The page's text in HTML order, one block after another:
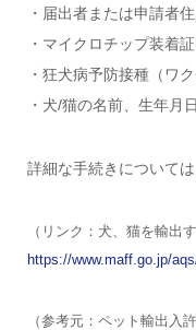
・届出者または申請者
・マイクロチップ装着
・狂犬病予防接種（ワ
・犬/猫の名前、生年月
詳細な手続きについて
（リンク：犬、猫を輸出
https://www.maff.go.jp/
（参考元：ペット輸出入